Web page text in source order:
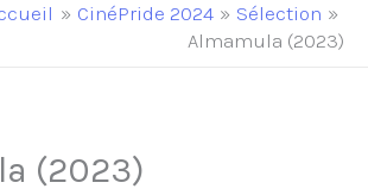
principal
CinéPride 2024
Sélection
Almamula (2023)
(2023)